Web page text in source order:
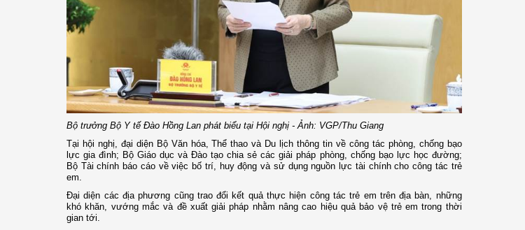
Bộ trưởng Bộ Y tế Đào Hồng Lan phát biểu tại Hội nghị - Ảnh: VGP/Thu Giang
Tại hội nghị, đại diện Bộ Văn hóa, Thể thao và Du lịch thông tin về công tác phòng, chống bạo
lực gia đình; Bộ Giáo dục và Đào tạo chia sẻ các giải pháp phòng, chống bạo lực học đường;
Bộ Tài chính báo cáo về việc bố trí, huy động và sử dụng nguồn lực tài chính cho công tác trẻ
em.
Đại diện các địa phương cũng trao đổi kết quả thực hiện công tác trẻ em trên địa bàn, những
khó khăn, vướng mắc và đề xuất giải pháp nhằm nâng cao hiệu quả bảo vệ trẻ em trong thời
gian tới.